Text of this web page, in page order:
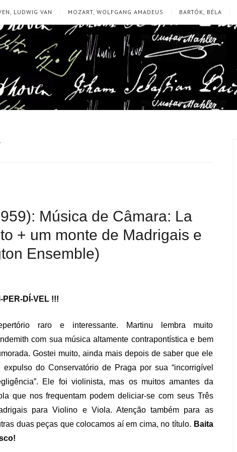
LUDWIG VAN MOZART, WOLFGANG AMADEUS BARTÓK, BÉLA
Música de Câmara: La
+ um monte de Madrigais e
Ensemble)
PER-DÍ-VEL !!!
raro e interessante. Martinu lembra muito
com sua música altamente contrapontística e bem
Gostei muito, ainda mais depois de saber que ele
expulso do Conservatório de Praga por sua “incorrigível
Ele foi violinista, mas os muitos amantes da
que nos frequentam podem deliciar-se com seus Três
para Violino e Viola. Atenção também para as
duas peças que colocamos aí em cima, no título. Baita